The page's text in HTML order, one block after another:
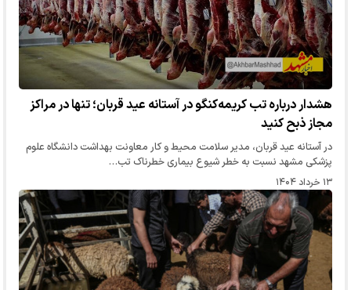
هشدار درباره تب کریمه‌کنگو در آستانه عید قربان؛ تنها در مراکز
مجاز ذبح کنید
در آستانه عید قربان، مدیر سلامت محیط و کار معاونت بهداشت دانشگاه علوم
پزشکی مشهد نسبت به خطر شیوع بیماری خطرناک تب…
۱۳ خرداد ۱۴۰۴